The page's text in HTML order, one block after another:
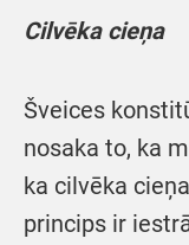
Cilvēka cieņa
Šveices
nosaka to, ka
ka cilvēka
princips ir